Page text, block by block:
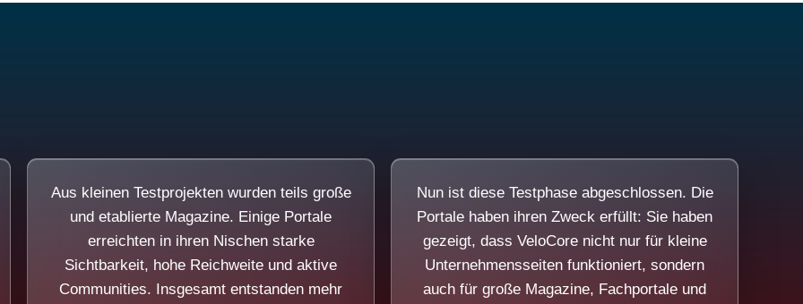
Aus kleinen Testprojekten wurden teils große
und etablierte Magazine. Einige Portale
erreichten in ihren Nischen starke
Sichtbarkeit, hohe Reichweite und aktive
Communities. Insgesamt entstanden mehr
Nun ist diese Testphase abgeschlossen. Die
Portale haben ihren Zweck erfüllt: Sie haben
gezeigt, dass VeloCore nicht nur für kleine
Unternehmensseiten funktioniert, sondern
auch für große Magazine, Fachportale und